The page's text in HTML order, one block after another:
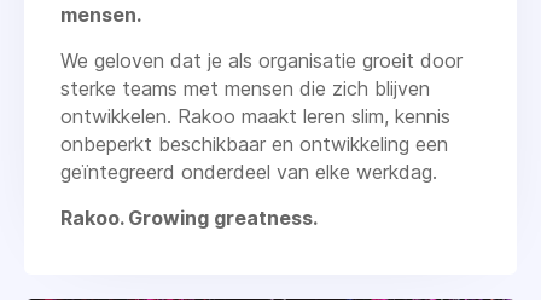
mensen.
We geloven dat je als organisatie groeit door
sterke teams met mensen die zich blijven
ontwikkelen. Rakoo maakt leren slim, kennis
onbeperkt beschikbaar en ontwikkeling een
geïntegreerd onderdeel van elke werkdag.
Rakoo. Growing greatness.